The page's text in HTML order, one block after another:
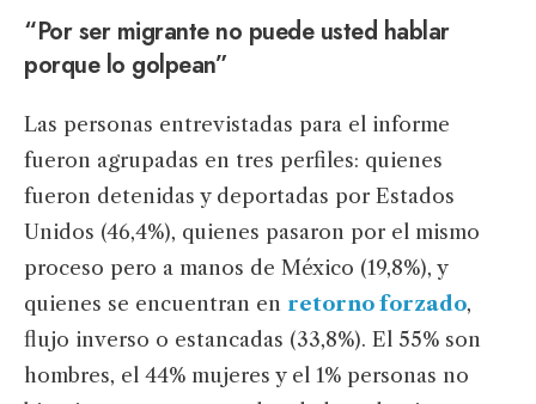
“Por ser migrante no puede usted hablar
porque lo golpean”
Las personas entrevistadas para el informe
fueron agrupadas en tres perfiles: quienes
fueron detenidas y deportadas por Estados
Unidos (46,4%), quienes pasaron por el mismo
proceso pero a manos de México (19,8%), y
quienes se encuentran en retorno forzado,
flujo inverso o estancadas (33,8%). El 55% son
hombres, el 44% mujeres y el 1% personas no